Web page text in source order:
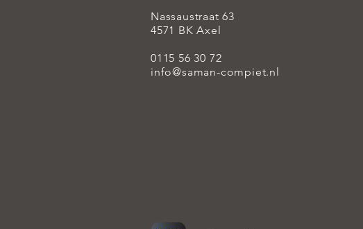
Nassaustraat 63
4571 BK Axel
0115 56 30 72
info@saman-compiet.nl